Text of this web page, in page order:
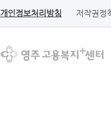
개인정보처리방침 저작권정